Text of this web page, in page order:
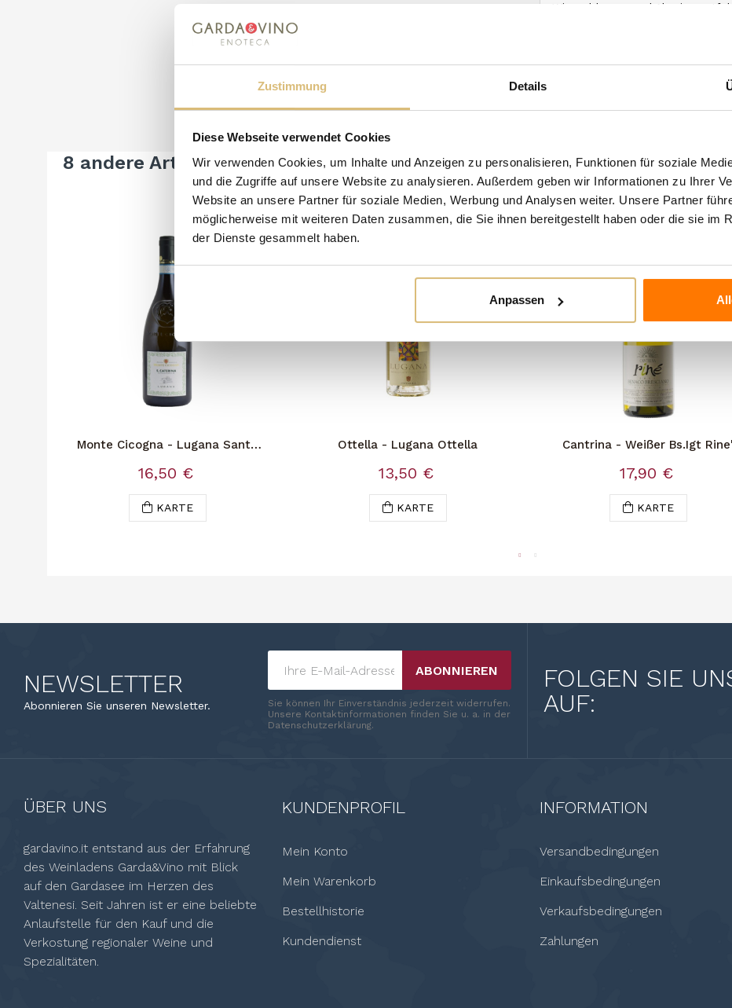
Zustimmung Details
Diese Webseite verwendet Cookies
Wir verwenden Cookies, um Inhalte und Anzeigen zu personalisieren, Funktionen für soziale
und die Zugriffe auf unsere Website zu analysieren. Außerdem geben wir Informationen zu Ihrer
Website an unsere Partner für soziale Medien, Werbung und Analysen weiter. Unsere Partner
möglicherweise mit weiteren Daten zusammen, die Sie ihnen bereitgestellt haben oder die sie im
der Dienste gesammelt haben.
Anpassen
Wiesenblumen und Akazien
zart am Gaumen, zeichnet sich
Empfohlene Kombinationen: Zu
8 andere Artikel in der gleichen Kategorie:
Monte Cicogna - Lugana Santa
16,50 €
KARTE
Ottella - Lugana Ottella
13,50 €
KARTE
Cantrina - Weißer Bs.Igt Rine'
17,90 €
KARTE
NEWSLETTER
Abonnieren Sie unseren Newsletter.
ABONNIEREN
Sie können Ihr Einverständnis jederzeit widerrufen.
Unsere Kontaktinformationen finden Sie u. a. in der
Datenschutzerklärung.
FOLGEN SIE
AUF:
ÜBER UNS
gardavino.it entstand aus der Erfahrung
des Weinladens Garda&Vino mit Blick
auf den Gardasee im Herzen des
Valtenesi. Seit Jahren ist er eine beliebte
Anlaufstelle für den Kauf und die
Verkostung regionaler Weine und
Spezialitäten.
KUNDENPROFIL
Mein Konto
Mein Warenkorb
Bestellhistorie
Kundendienst
INFORMATION
Versandbedingungen
Einkaufsbedingungen
Verkaufsbedingungen
Zahlungen